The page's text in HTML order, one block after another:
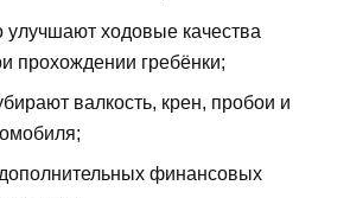
улучшают ходовые качества
прохождении гребёнки;
валкость, крен, пробои и
финансовых